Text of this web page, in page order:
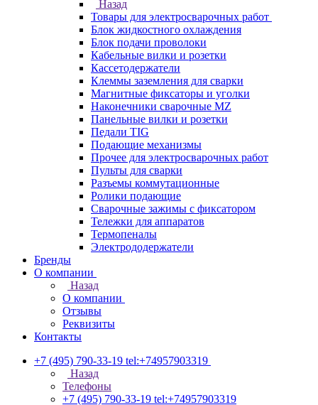
Назад
Товары для электросварочных работ
Блок жидкостного охлаждения
Блок подачи проволоки
Кабельные вилки и розетки
Кассетодержатели
Клеммы заземления для сварки
Магнитные фиксаторы и уголки
Наконечники сварочные MZ
Панельные вилки и розетки
Педали TIG
Подающие механизмы
Прочее для электросварочных работ
Пульты для сварки
Разъемы коммутационные
Ролики подающие
Сварочные зажимы с фиксатором
Тележки для аппаратов
Термопеналы
Электрододержатели
Бренды
О компании
Назад
О компании
Отзывы
Реквизиты
Контакты
+7 (495) 790-33-19 tel:+74957903319
Назад
Телефоны
+7 (495) 790-33-19 tel:+74957903319